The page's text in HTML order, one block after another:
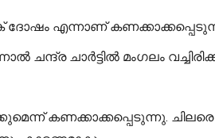
ദോഷം എന്നാണ്
ചന്ദ്ര ചാർട്ടിൽ മംഗലം
കണക്കാക്കപ്പെടുന്നു.